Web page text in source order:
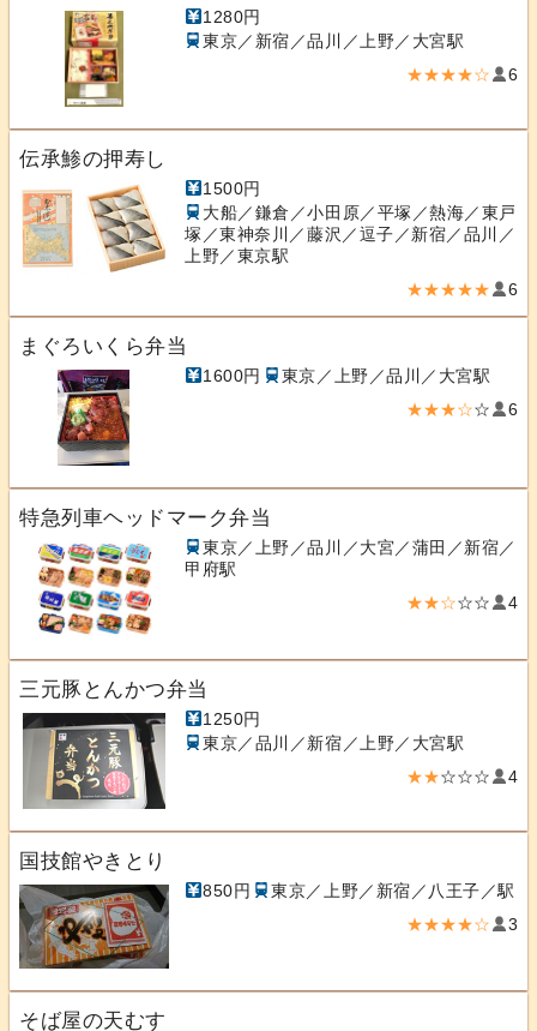
1280円
東京／新宿／品川／上野／大宮駅
★★★★☆ 6
伝承鯵の押寿し
1500円
大船／鎌倉／小田原／平塚／熱海／東戸
塚／東神奈川／藤沢／逗子／新宿／品川／
上野／東京駅
★★★★★ 6
まぐろいくら弁当
1600円 東京／上野／品川／大宮駅
★★★☆☆ 6
特急列車ヘッドマーク弁当
東京／上野／品川／大宮／蒲田／新宿／
甲府駅
★★☆☆☆ 4
三元豚とんかつ弁当
1250円
東京／品川／新宿／上野／大宮駅
★★☆☆☆ 4
国技館やきとり
850円 東京／上野／新宿／八王子／駅
★★★★☆ 3
そば屋の天むす